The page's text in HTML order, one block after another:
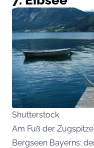
Shutterstock
Am Fuß der
Bergseen Bayerns: